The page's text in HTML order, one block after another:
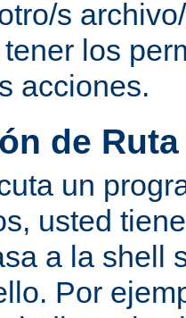
s
los
acciones.
de
un
usted
a la shell
Por